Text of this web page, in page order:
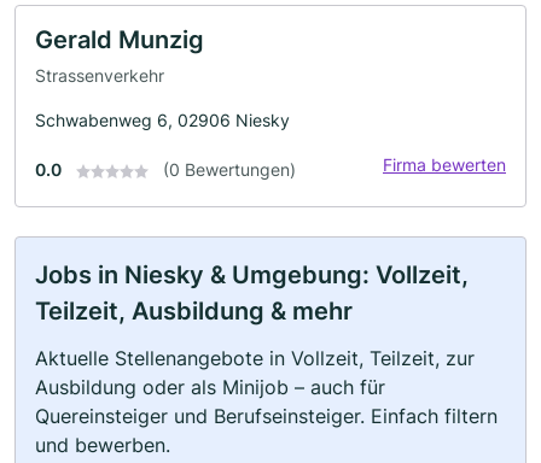
Gerald Munzig
Strassenverkehr
Schwabenweg 6, 02906 Niesky
0.0 (0 Bewertungen) Firma bewerten
Jobs in Niesky & Umgebung: Vollzeit,
Teilzeit, Ausbildung & mehr
Aktuelle Stellenangebote in Vollzeit, Teilzeit, zur
Ausbildung oder als Minijob – auch für
Quereinsteiger und Berufseinsteiger. Einfach filtern
und bewerben.